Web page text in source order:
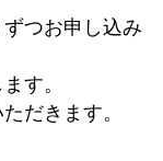
つお申し込み
す。
だきます。